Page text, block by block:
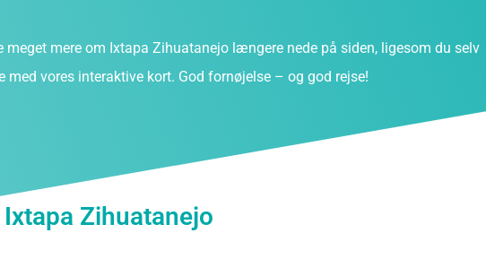
mere om Ixtapa Zihuatanejo længere nede på siden, ligesom du selv
med vores interaktive kort. God fornøjelse – og god rejse!
Zihuatanejo